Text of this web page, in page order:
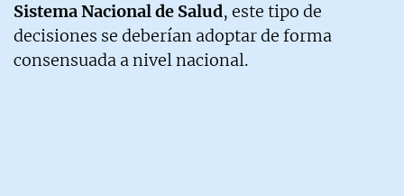
Sistema Nacional de Salud, este tipo de
decisiones se deberían adoptar de forma
consensuada a nivel nacional.